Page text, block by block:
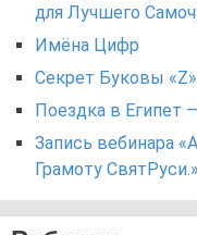
для Лучшего
Имёна Цифр
Секрет Буковы
Поездка в Египет
Запись вебинара
Грамоту